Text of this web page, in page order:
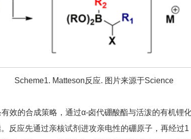
Scheme1. Matteson反应. 图片来源于Science
效的合成策略，通过α-卤代硼酸酯与活泼的有机锂
反应先通过亲核试剂进攻亲电性的硼原子，再经过